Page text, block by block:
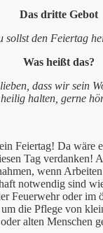
Das dritte Gebot
sollst den Feiertag
Was heißt das?
dass wir sein
halten, gerne
Feiertag! Da wäre
Tag verdanken!
wenn
notwendig sind
Feuerwehr oder im
um die Pflege von
oder alten Menschen
2010 als